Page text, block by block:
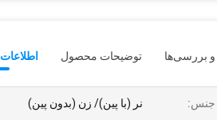
توضیحات محصول و بررسی‌ها
جنس: نر (با پین)/ زن (بدون پین)